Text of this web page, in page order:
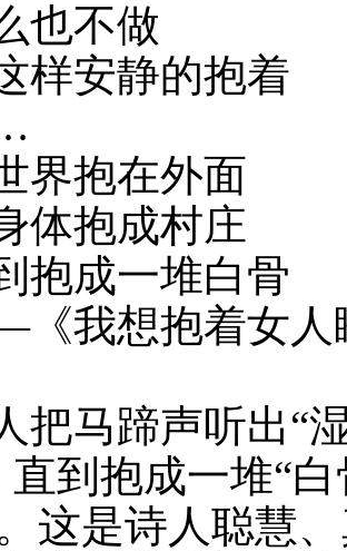
也不做
样安静的抱着
界抱在外面
体抱成村庄
抱成一堆白骨
我想抱着女人
把马蹄声听出“
直到抱成一堆“
这是诗人聪慧